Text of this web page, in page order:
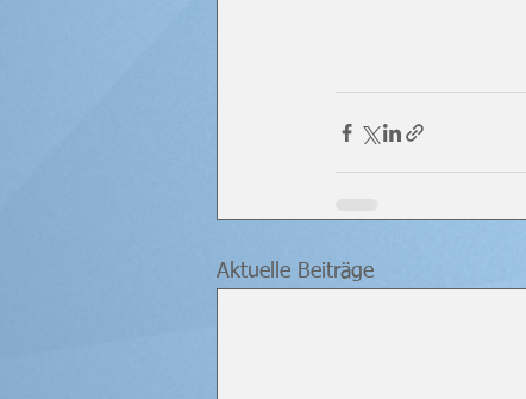
Aktuelle Beiträge